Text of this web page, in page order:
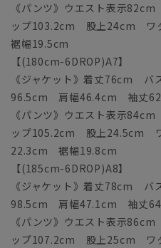
《パンツ》ウエスト表示
ップ103.2cm 股上24cm ワ
裾幅19.5cm
【(180cm-6DROP)A7】
《ジャケット》着丈76cm
96.5cm 肩幅46.4cm 袖丈
《パンツ》ウエスト表示
ップ105.2cm 股上24.5cm
22.3cm 裾幅19.8cm
【(185cm-6DROP)A8】
《ジャケット》着丈78cm
98.5cm 肩幅47.1cm 袖丈
《パンツ》ウエスト表示
ップ107.2cm 股上25cm ワ